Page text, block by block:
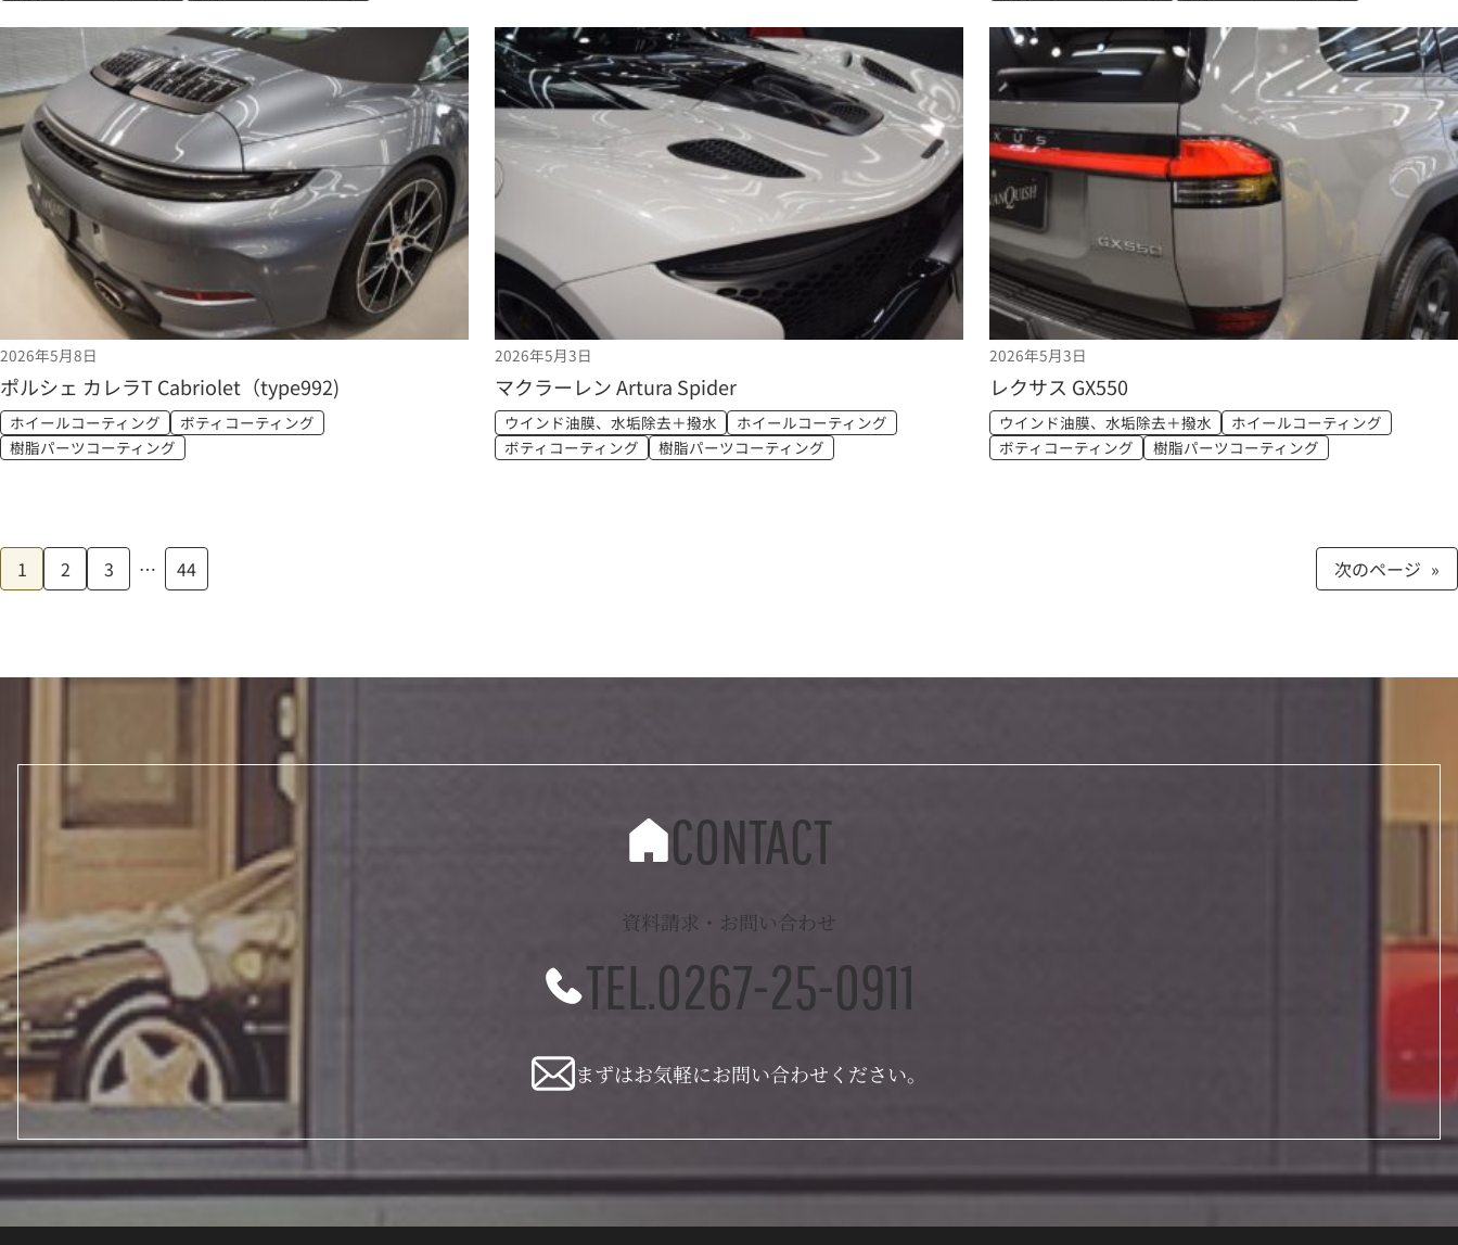
2026年5月8日
ポルシェ カレラT Cabriolet（type992)
ホイールコーティング
ボティコーティング
樹脂パーツコーティング
2026年5月3日
マクラーレン Artura Spider
ウインド油膜、水垢除去＋撥水
ホイールコーティング
ボティコーティング
樹脂パーツコーティング
2026年5月3日
レクサス GX550
ウインド油膜、水垢除去＋撥水
ホイールコーティング
ボティコーティング
樹脂パーツコーティング
1 2 3 … 44 次のページ »
CONTACT
資料請求・お問い合わせ
TEL.0267-25-0911
まずはお気軽にお問い合わせください。